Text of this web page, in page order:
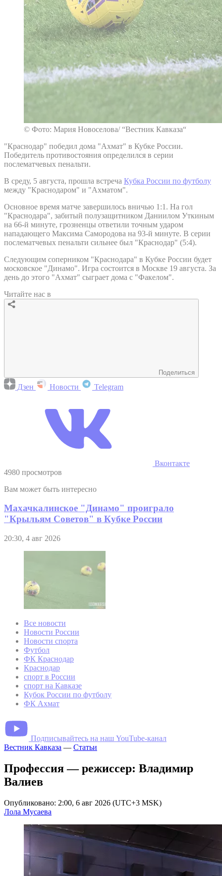
© Фото: Мария Новоселова/ “Вестник Кавказа“
"Краснодар" победил дома "Ахмат" в Кубке России.
Победитель противостояния определился в серии
послематчевых пенальти.
В среду, 5 августа, прошла встреча Кубка России по футболу
между "Краснодаром" и "Ахматом".
Основное время матче завершилось вничью 1:1. На гол
"Краснодара", забитый полузащитником Даниилом Уткиным
на 66-й минуте, грозненцы ответили точным ударом
нападающего Максима Самородова на 93-й минуте. В серии
послематчевых пенальти сильнее был "Краснодар" (5:4).
Следующим соперником "Краснодара" в Кубке России будет
московское "Динамо". Игра состоится в Москве 19 августа. За
день до этого "Ахмат" сыграет дома с "Факелом".
Читайте нас в
Поделиться
Дзен Новости Telegram
Вконтакте
4980 просмотров
Вам может быть интересно
Махачкалинское "Динамо" проиграло
"Крыльям Советов" в Кубке России
20:30, 4 авг 2026
Все новости
Новости России
Новости спорта
Футбол
ФК Краснодар
Краснодар
спорт в России
спорт на Кавказе
Кубок России по футболу
ФК Ахмат
Подписывайтесь на наш YouTube-канал
Вестник Кавказа — Статьи
Профессия — режиссер: Владимир
Валиев
Опубликовано: 2:00, 6 авг 2026 (UTC+3 MSK)
Лола Мусаева